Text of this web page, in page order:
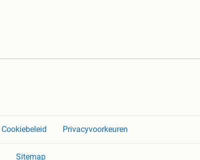
Cookiebeleid Privacyvoorkeuren
Sitemap